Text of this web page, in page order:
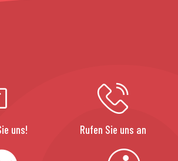
uns! Rufen Sie uns an